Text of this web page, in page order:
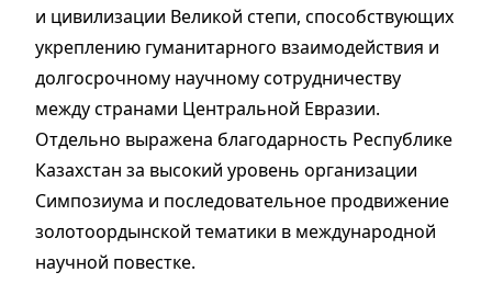
и цивилизации Великой степи, способствующих
укреплению гуманитарного взаимодействия и
долгосрочному научному сотрудничеству
между странами Центральной Евразии.
Отдельно выражена благодарность Республике
Казахстан за высокий уровень организации
Симпозиума и последовательное продвижение
золотоордынской тематики в международной
научной повестке.